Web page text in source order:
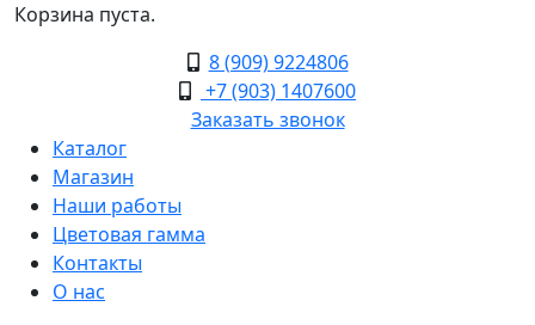
Корзина пуста.
8 (909) 9224806
+7 (903) 1407600
Заказать звонок
Каталог
Магазин
Наши работы
Цветовая гамма
Контакты
О нас